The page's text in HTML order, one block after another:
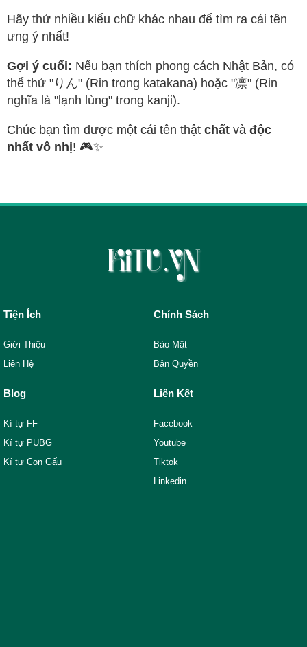
Hãy thử nhiều kiểu chữ khác nhau để tìm ra cái tên
ưng ý nhất!
Gợi ý cuối: Nếu bạn thích phong cách Nhật Bản, có
thể thử "りん" (Rin trong katakana) hoặc "凛" (Rin
nghĩa là "lạnh lùng" trong kanji).
Chúc bạn tìm được một cái tên thật chất và độc
nhất vô nhị! 🎮✨
Tiện Ích
Giới Thiệu
Liên Hệ
Chính Sách
Bảo Mật
Bản Quyền
Blog
Kí tự FF
Kí tự PUBG
Kí tự Con Gấu
Liên Kết
Facebook
Youtube
Tiktok
Linkedin